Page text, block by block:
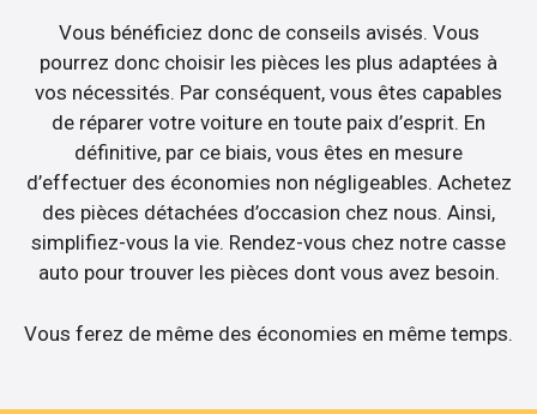
Vous bénéficiez donc de conseils avisés. Vous
pourrez donc choisir les pièces les plus adaptées à
vos nécessités. Par conséquent, vous êtes capables
de réparer votre voiture en toute paix d’esprit. En
définitive, par ce biais, vous êtes en mesure
d’effectuer des économies non négligeables. Achetez
des pièces détachées d’occasion chez nous. Ainsi,
simplifiez-vous la vie. Rendez-vous chez notre casse
auto pour trouver les pièces dont vous avez besoin.
Vous ferez de même des économies en même temps.